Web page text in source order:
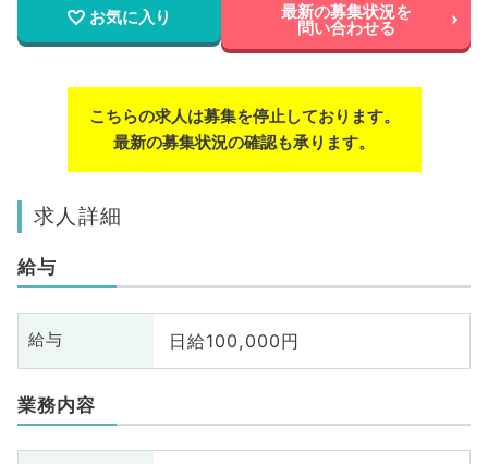
お気に入り 最新の募集状況を
問い合わせる
こちらの求人は募集を停止しております。
最新の募集状況の確認も承ります。
求人詳細
給与
給与 日給100,000円
業務内容